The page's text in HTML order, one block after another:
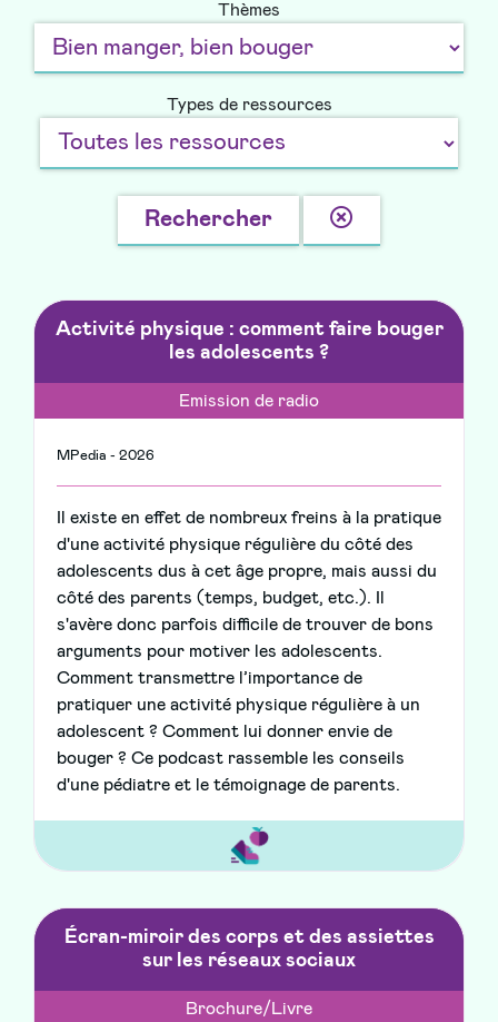
Thèmes
Types de ressources
Rechercher
la
Activité physique : comment faire bouger
les adolescents ?
Emission de radio
MPedia - 2026
Il existe en effet de nombreux freins à la pratique
d'une activité physique régulière du côté des
adolescents dus à cet âge propre, mais aussi du
côté des parents (temps, budget, etc.). Il
s'avère donc parfois difficile de trouver de bons
arguments pour motiver les adolescents.
Comment transmettre l’importance de
pratiquer une activité physique régulière à un
adolescent ? Comment lui donner envie de
bouger ? Ce podcast rassemble les conseils
d'une pédiatre et le témoignage de parents.
Écran-miroir des corps et des assiettes
sur les réseaux sociaux
Brochure/Livre